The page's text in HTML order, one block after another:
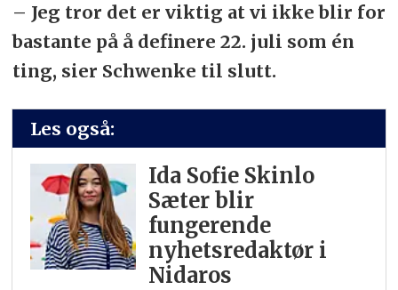
– Jeg tror det er viktig at vi ikke blir for
bastante på å definere 22. juli som én
ting, sier Schwenke til slutt.
Les også:
Ida Sofie Skinlo
Sæter blir
fungerende
nyhetsredaktør i
Nidaros